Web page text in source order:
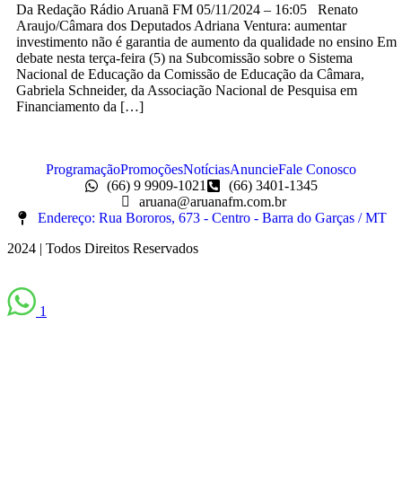
Da Redação Rádio Aruanã FM 05/11/2024 – 16:05 Renato
Araujo/Câmara dos Deputados Adriana Ventura: aumentar
investimento não é garantia de aumento da qualidade no ensino Em
debate nesta terça-feira (5) na Subcomissão sobre o Sistema
Nacional de Educação da Comissão de Educação da Câmara,
Gabriela Schneider, da Associação Nacional de Pesquisa em
Financiamento da […]
ProgramaçãoPromoçõesNotíciasAnuncieFale Conosco
(66) 9 9909-1021
(66) 3401-1345
aruana@aruanafm.com.br
Endereço: Rua Bororos, 673 - Centro - Barra do Garças / MT
2024 | Todos Direitos Reservados
1